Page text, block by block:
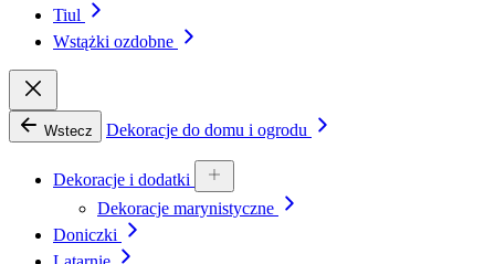
Tiul
Wstążki ozdobne
Wstecz Dekoracje do domu i ogrodu
Dekoracje i dodatki
Dekoracje marynistyczne
Doniczki